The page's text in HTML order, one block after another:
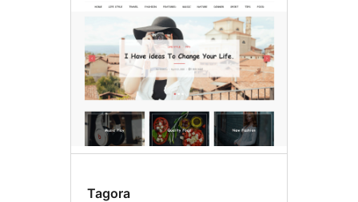
Tagora